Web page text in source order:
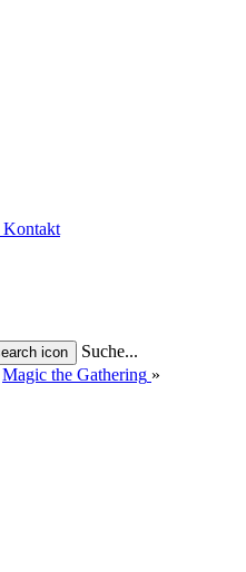
Kontakt
Suche...
Magic the Gathering »